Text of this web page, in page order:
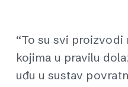
“To su svi
kojima u pravilu
uđu u sustav